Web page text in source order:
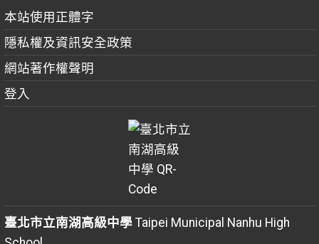
本站使用正體字
隱私權及資訊安全政策
網站著作權聲明
登入
臺北市立南湖高級中學Taipei Municipal Nanhu High